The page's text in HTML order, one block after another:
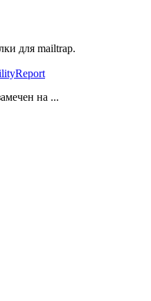
для mailtrap.